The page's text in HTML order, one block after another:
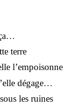
terre
l’empoisonne
dégage…
les ruines